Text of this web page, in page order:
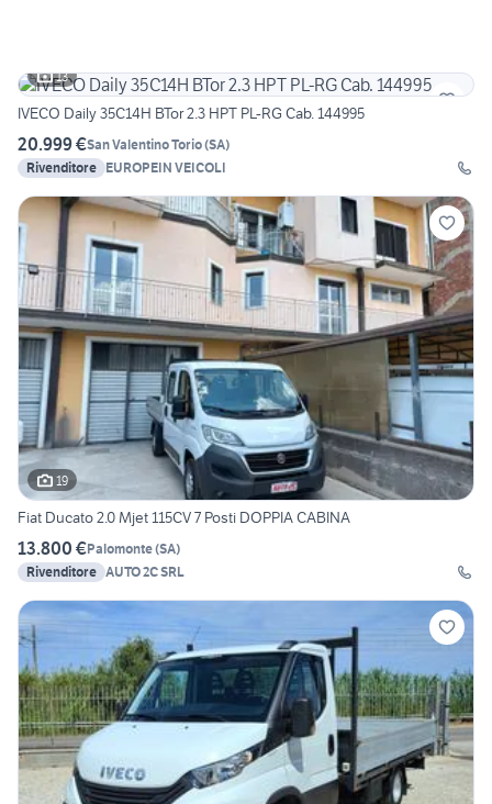
13
IVECO Daily 35C14H BTor 2.3 HPT PL-RG Cab. 144995
20.999 €San Valentino Torio(SA)
Rivenditore EUROPEIN VEICOLI
19
Fiat Ducato 2.0 Mjet 115CV 7 Posti DOPPIA CABINA
13.800 €Palomonte(SA)
Rivenditore AUTO 2C SRL